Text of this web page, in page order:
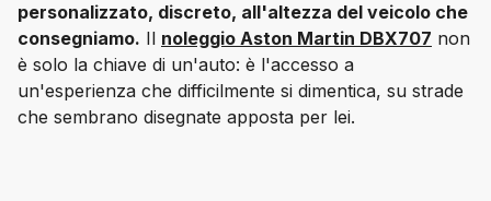
personalizzato, discreto, all'altezza del veicolo che
consegniamo. Il noleggio Aston Martin DBX707 non
è solo la chiave di un'auto: è l'accesso a
un'esperienza che difficilmente si dimentica, su strade
che sembrano disegnate apposta per lei.